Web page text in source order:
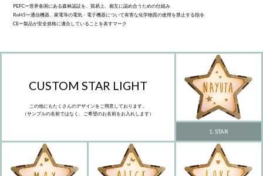
PEFCー世界各国にある森林認証を、貿易上、相互に認め合うための仕組み
RoHSー通信機器、家電等の電気・電子機器について有害な化学物質の使用を禁止する指令
CEー製品が安全規格に適合していることを表すマーク
CUSTOM STAR LIGHT
この他にもたくさんのデザインをご用意しております。
（サンプルの名前ではなく、ご希望のお名前をお入れします）
1. STAR